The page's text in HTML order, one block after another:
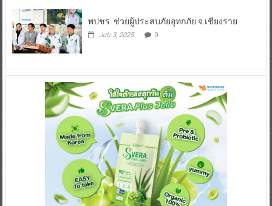
พปชร. ช่วยผู้ประสบภัยอุทกภัย จ.เชียงราย
July 3, 2025 0